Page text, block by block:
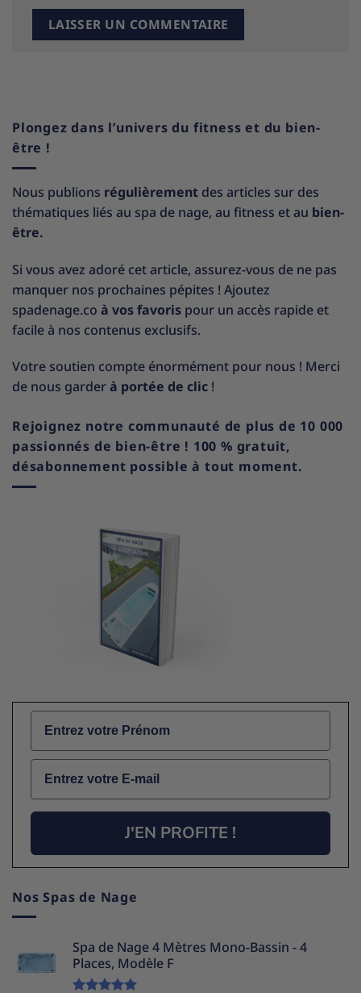
Plongez dans l’univers du fitness et du bien-
être !
Nous publions régulièrement des articles sur des
thématiques liés au spa de nage, au fitness et au bien-
être.
Si vous avez adoré cet article, assurez-vous de ne pas
manquer nos prochaines pépites ! Ajoutez
spadenage.co à vos favoris pour un accès rapide et
facile à nos contenus exclusifs.
Votre soutien compte énormément pour nous ! Merci
de nous garderà portée de clic !
Rejoignez notre communauté de plus de 10 000
passionnés de bien-être ! 100 % gratuit,
désabonnement possible à tout moment.
Name
Email
J'EN PROFITE !
Nos Spas de Nage
Spa de Nage 4 Mètres Mono-Bassin - 4
Places, Modèle F